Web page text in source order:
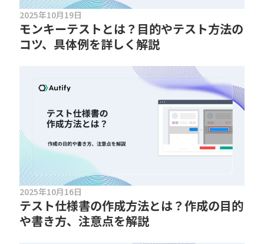
2025年10月19日
モンキーテストとは？目的やテスト方法の
コツ、具体例を詳しく解説
2025年10月16日
テスト仕様書の作成方法とは？作成の目的
や書き方、注意点を解説